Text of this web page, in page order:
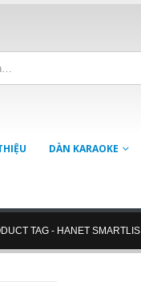
DÀN KARAOKE
TAG - HANET SMARTLIS